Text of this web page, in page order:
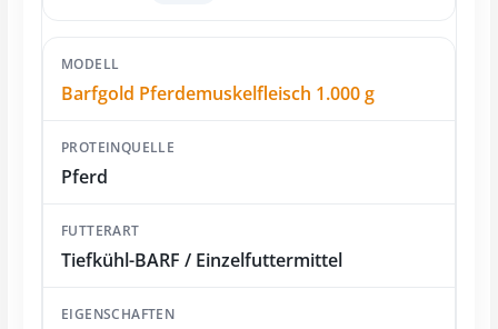
Barfgold Pferdemuskelfleisch 1.000 g
Pferd
Tiefkühl-BARF / Einzelfuttermittel